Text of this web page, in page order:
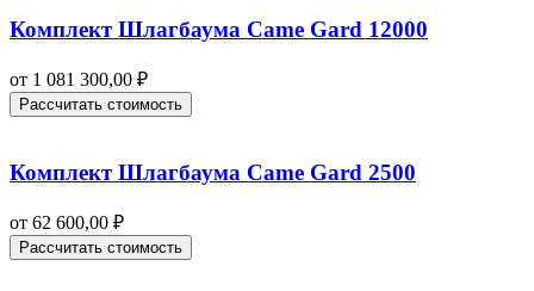
Комплект Шлагбаума Came Gard 12000
от 1 081 300,00 ₽
Рассчитать стоимость
Комплект Шлагбаума Came Gard 2500
от 62 600,00 ₽
Рассчитать стоимость